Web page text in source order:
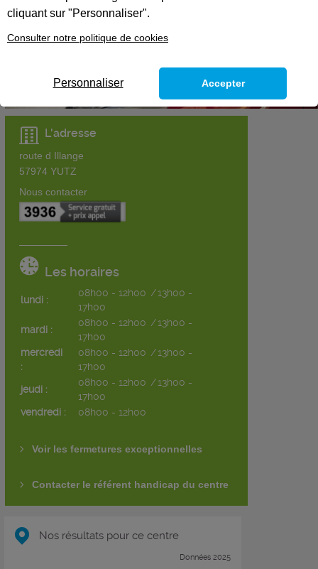
L'adresse
route d Illange
57974 YUTZ
Nous contacter
Les horaires
lundi :
08h00 - 12h00 /13h00 -
17h00
mardi :
08h00 - 12h00 /13h00 -
17h00
mercredi
:
08h00 - 12h00 /13h00 -
17h00
jeudi :
08h00 - 12h00 /13h00 -
17h00
vendredi :
08h00 - 12h00
Voir les fermetures exceptionnelles
Contacter le référent handicap du centre
Nos résultats pour ce centre
Données 2025
cliquant sur "Personnaliser".
Consulter notre politique de cookies
Personnaliser Accepter